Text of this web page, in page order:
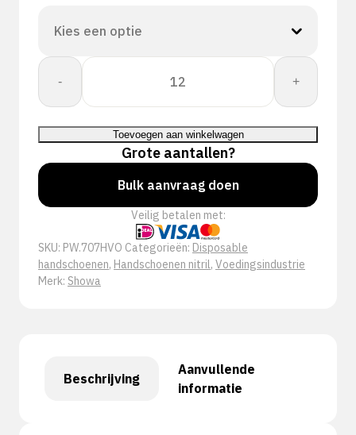
-
Showa
707HVO
EBT
aantal
+
Toevoegen aan winkelwagen
Grote aantallen?
Bulk aanvraag doen
Veilig betalen met:
SKU: PW.707HVO Categorieën: Disposable
handschoenen, Handschoenen nitril, Voedingsindustrie
Merk: Showa
Beschrijving
Aanvullende
informatie